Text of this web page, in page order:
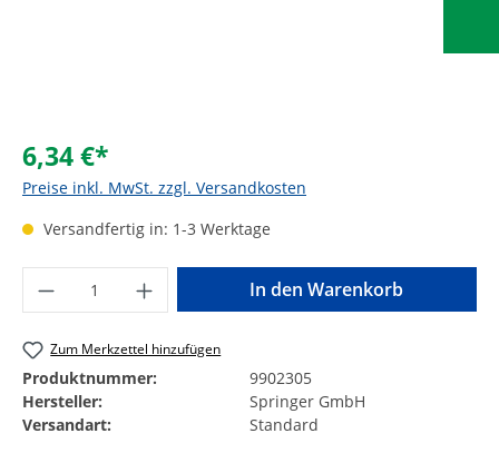
6,34 €*
Preise inkl. MwSt. zzgl. Versandkosten
Versandfertig in: 1-3 Werktage
Produkt Anzahl: Gib den gewünschten
In den Warenkorb
Zum Merkzettel hinzufügen
Produktnummer:
9902305
Hersteller:
Springer GmbH
Versandart:
Standard